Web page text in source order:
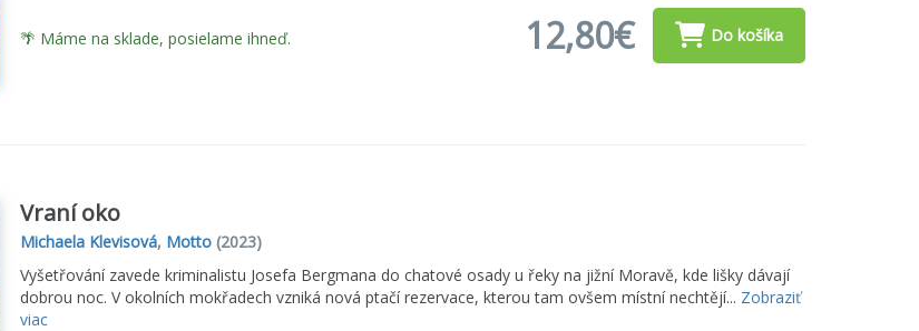
🌴 Máme na sklade, posielame ihneď. 12,80€ Do košíka
Vraní oko
Michaela Klevisová, Motto(2023)
Vyšetřování zavede kriminalistu Josefa Bergmana do chatové osady u řeky na jižní Moravě, kde lišky dávají
dobrou noc. V okolních mokřadech vzniká nová ptačí rezervace, kterou tam ovšem místní nechtějí... Zobraziť
viac